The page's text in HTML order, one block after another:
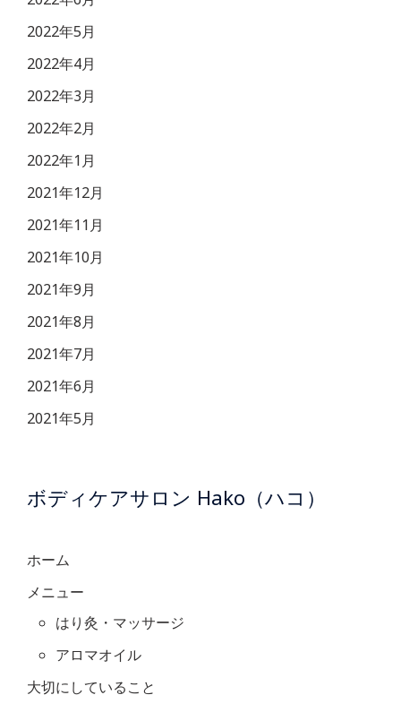
2022年5月
2022年4月
2022年3月
2022年2月
2022年1月
2021年12月
2021年11月
2021年10月
2021年9月
2021年8月
2021年7月
2021年6月
2021年5月
ボディケアサロン Hako（ハコ）
ホーム
メニュー
はり灸・マッサージ
アロマオイル
大切にしていること